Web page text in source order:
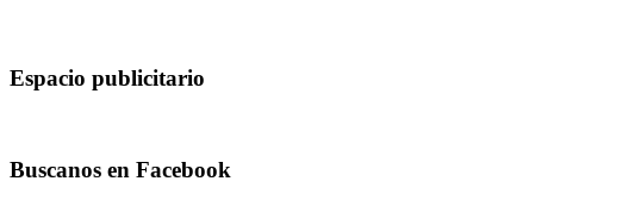
Espacio publicitario
Buscanos en Facebook